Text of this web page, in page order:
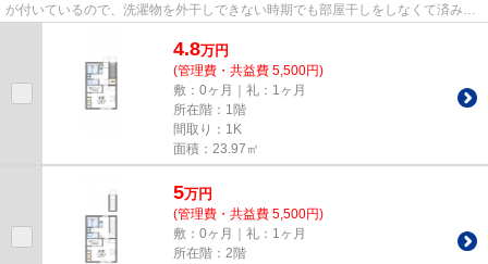
が付いているので、洗濯物を外干しできない時期でも部屋干しをしなくて済みま
4.8万円
(管理費・共益費 5,500円)
敷：0ヶ月｜礼：1ヶ月
所在階：1階
間取り：1K
面積：23.97㎡
5万円
(管理費・共益費 5,500円)
敷：0ヶ月｜礼：1ヶ月
所在階：2階